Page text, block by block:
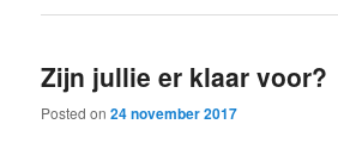
Zijn jullie er klaar voor?
Posted on24 november 2017